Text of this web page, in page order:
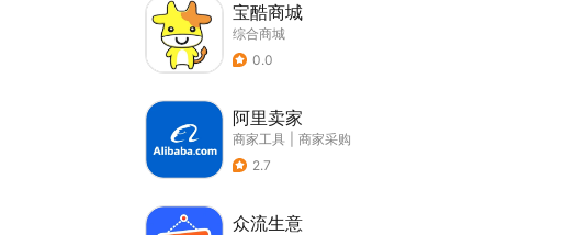
宝酷商城
综合商城
0.0
阿里卖家
商家工具
商家采购
2.7
众流生意